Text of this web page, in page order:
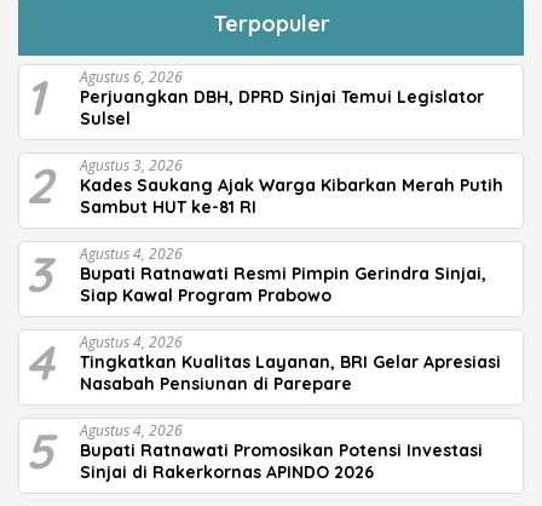
Terpopuler
1 Agustus 6, 2026
Perjuangkan DBH, DPRD Sinjai Temui Legislator
Sulsel
2 Agustus 3, 2026
Kades Saukang Ajak Warga Kibarkan Merah Putih
Sambut HUT ke-81 RI
3 Agustus 4, 2026
Bupati Ratnawati Resmi Pimpin Gerindra Sinjai,
Siap Kawal Program Prabowo
4 Agustus 4, 2026
Tingkatkan Kualitas Layanan, BRI Gelar Apresiasi
Nasabah Pensiunan di Parepare
5 Agustus 4, 2026
Bupati Ratnawati Promosikan Potensi Investasi
Sinjai di Rakerkornas APINDO 2026